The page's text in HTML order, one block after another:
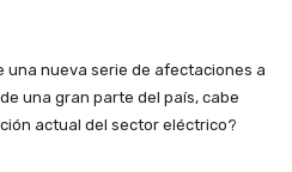
una nueva serie de afectaciones a
una gran parte del país, cabe
actual del sector eléctrico?